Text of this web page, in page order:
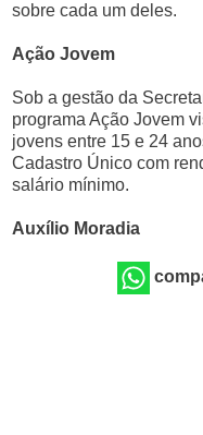
sobre cada um deles.
Ação Jovem
Sob a gestão da
programa Ação Jovem
jovens entre 15 e 24
Cadastro Único com
salário mínimo.
Auxílio Moradia